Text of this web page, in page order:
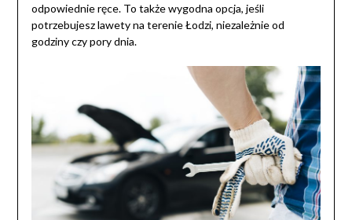
odpowiednie ręce. To także wygodna opcja, jeśli
potrzebujesz lawety na terenie Łodzi, niezależnie od
godziny czy pory dnia.